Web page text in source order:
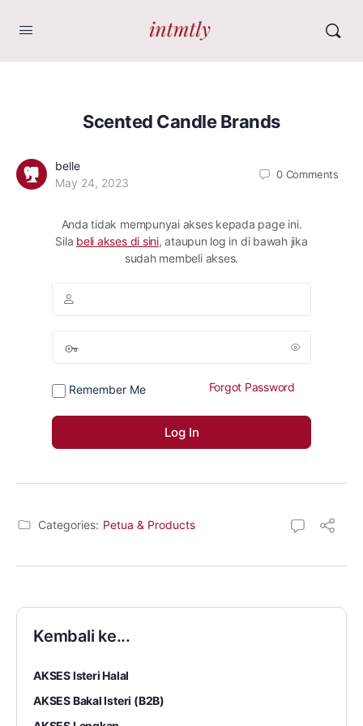
Scented Candle Brands
belle
May 24, 2023
0 Comments
Anda tidak mempunyai akses kepada page ini.
Sila beli akses di sini, ataupun log in di bawah jika
sudah membeli akses.
Remember Me Forgot Password
Categories: Petua & Products
Kembali ke...
AKSES Isteri Halal
AKSES Bakal Isteri (B2B)